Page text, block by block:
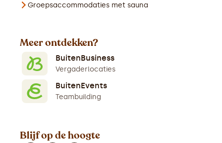
Groepsaccommodaties met sauna
Meer ontdekken?
BuitenBusiness
Vergaderlocaties
BuitenEvents
Teambuilding
Blijf op de hoogte